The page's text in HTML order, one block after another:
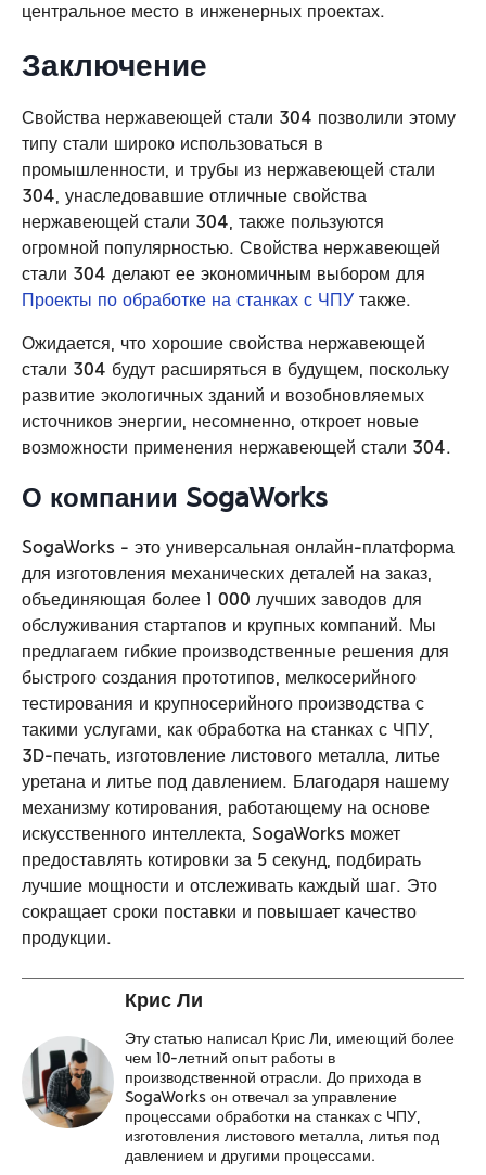
центральное место в инженерных проектах.
Заключение
Свойства нержавеющей стали 304 позволили этому
типу стали широко использоваться в
промышленности, и трубы из нержавеющей стали
304, унаследовавшие отличные свойства
нержавеющей стали 304, также пользуются
огромной популярностью. Свойства нержавеющей
стали 304 делают ее экономичным выбором для
Проекты по обработке на станках с ЧПУ также.
Ожидается, что хорошие свойства нержавеющей
стали 304 будут расширяться в будущем, поскольку
развитие экологичных зданий и возобновляемых
источников энергии, несомненно, откроет новые
возможности применения нержавеющей стали 304.
О компании SogaWorks
SogaWorks - это универсальная онлайн-платформа
для изготовления механических деталей на заказ,
объединяющая более 1 000 лучших заводов для
обслуживания стартапов и крупных компаний. Мы
предлагаем гибкие производственные решения для
быстрого создания прототипов, мелкосерийного
тестирования и крупносерийного производства с
такими услугами, как обработка на станках с ЧПУ,
3D-печать, изготовление листового металла, литье
уретана и литье под давлением. Благодаря нашему
механизму котирования, работающему на основе
искусственного интеллекта, SogaWorks может
предоставлять котировки за 5 секунд, подбирать
лучшие мощности и отслеживать каждый шаг. Это
сокращает сроки поставки и повышает качество
продукции.
Крис Ли
Эту статью написал Крис Ли, имеющий более
чем 10-летний опыт работы в
производственной отрасли. До прихода в
SogaWorks он отвечал за управление
процессами обработки на станках с ЧПУ,
изготовления листового металла, литья под
давлением и другими процессами.